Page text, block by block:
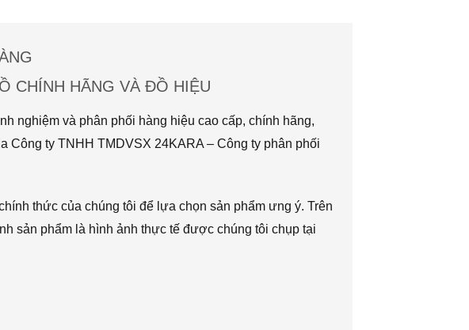
CHÍNH HÃNG VÀ ĐỒ HIỆU
nghiệm và phân phối hàng hiệu cao cấp, chính hãng,
ty TNHH TMDVSX 24KARA – Công ty phân phối
thức của chúng tôi để lựa chọn sản phẩm ưng ý. Trên
sản phẩm là hình ảnh thực tế được chúng tôi chụp tại